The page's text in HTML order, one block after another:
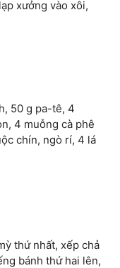
xưởng vào xôi,
50 g pa-tê, 4
4 muỗng cà phê
chín, ngò rí, 4 lá
thứ nhất, xếp chả
bánh thứ hai lên,